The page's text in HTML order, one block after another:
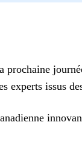
experts issus